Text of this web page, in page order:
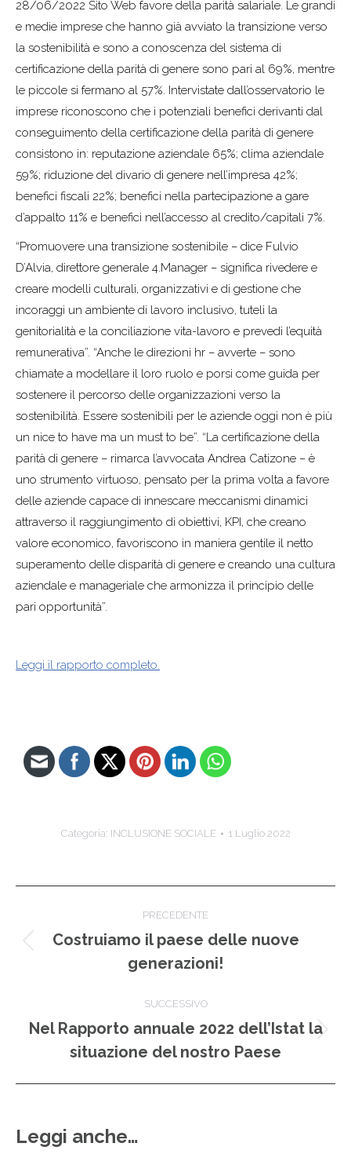
28/06/2022 Sito Web favore della parità salariale. Le grandi
e medie imprese che hanno già avviato la transizione verso
la sostenibilità e sono a conoscenza del sistema di
certificazione della parità di genere sono pari al 69%, mentre
le piccole si fermano al 57%. Intervistate dall’osservatorio le
imprese riconoscono che i potenziali benefici derivanti dal
conseguimento della certificazione della parità di genere
consistono in: reputazione aziendale 65%; clima aziendale
59%; riduzione del divario di genere nell’impresa 42%;
benefici fiscali 22%; benefici nella partecipazione a gare
d’appalto 11% e benefici nell’accesso al credito/capitali 7%.
“Promuovere una transizione sostenibile – dice Fulvio
D’Alvia, direttore generale 4.Manager – significa rivedere e
creare modelli culturali, organizzativi e di gestione che
incoraggi un ambiente di lavoro inclusivo, tuteli la
genitorialità e la conciliazione vita-lavoro e prevedi l’equità
remunerativa”. “Anche le direzioni hr – avverte – sono
chiamate a modellare il loro ruolo e porsi come guida per
sostenere il percorso delle organizzazioni verso la
sostenibilità. Essere sostenibili per le aziende oggi non è più
un nice to have ma un must to be”. “La certificazione della
parità di genere – rimarca l’avvocata Andrea Catizone – è
uno strumento virtuoso, pensato per la prima volta a favore
delle aziende capace di innescare meccanismi dinamici
attraverso il raggiungimento di obiettivi, KPI, che creano
valore economico, favoriscono in maniera gentile il netto
superamento delle disparità di genere e creando una cultura
aziendale e manageriale che armonizza il principio delle
pari opportunità”.
Leggi il rapporto completo.
Categoria: INCLUSIONE SOCIALE 1 Luglio 2022
PRECEDENTE
precedente:
Costruiamo il paese delle nuove
generazioni!
SUCCESSIVO
post:
Nel Rapporto annuale 2022 dell’Istat la
situazione del nostro Paese
Leggi anche…